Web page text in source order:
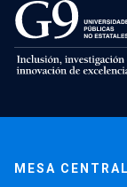
MESA CENTRAL